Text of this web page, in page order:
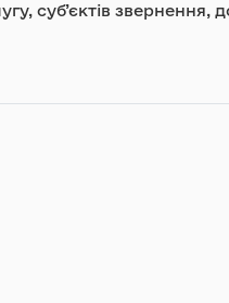
суб’єктів